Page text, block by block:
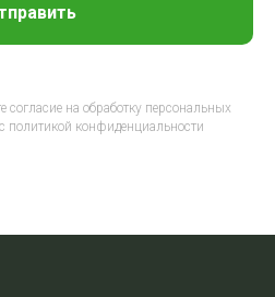
на обработку персональных
политикой конфиденциальности